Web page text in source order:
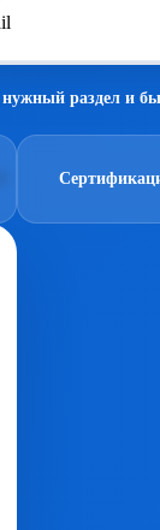
раздел и